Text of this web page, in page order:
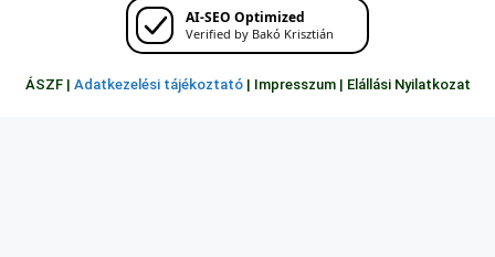
AI-SEO Optimized
Verified by Bakó Krisztián
ÁSZF | Adatkezelési tájékoztató| Impresszum| Elállási Nyilatkozat